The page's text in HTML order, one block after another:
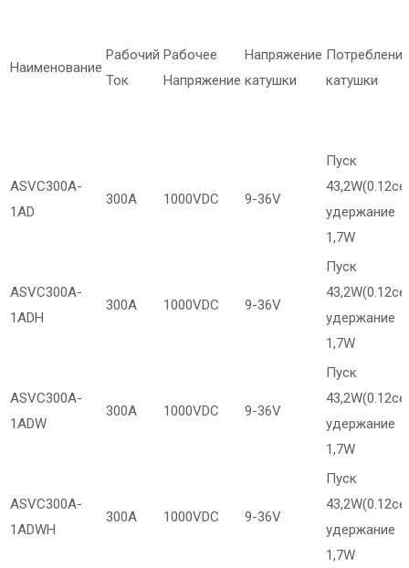
Наименование
Рабочий
Ток
Рабочее
Напряжение
Напряжение
катушки
Потребление
катушки
ASVC300A-
1AD
300А 1000VDC 9-36V
Пуск
удержание
1,7W
ASVC300A-
1ADH
300А 1000VDC 9-36V
Пуск
удержание
1,7W
ASVC300A-
1ADW
300А 1000VDC 9-36V
Пуск
удержание
1,7W
ASVC300A-
1ADWH
300А 1000VDC 9-36V
Пуск
удержание
1,7W